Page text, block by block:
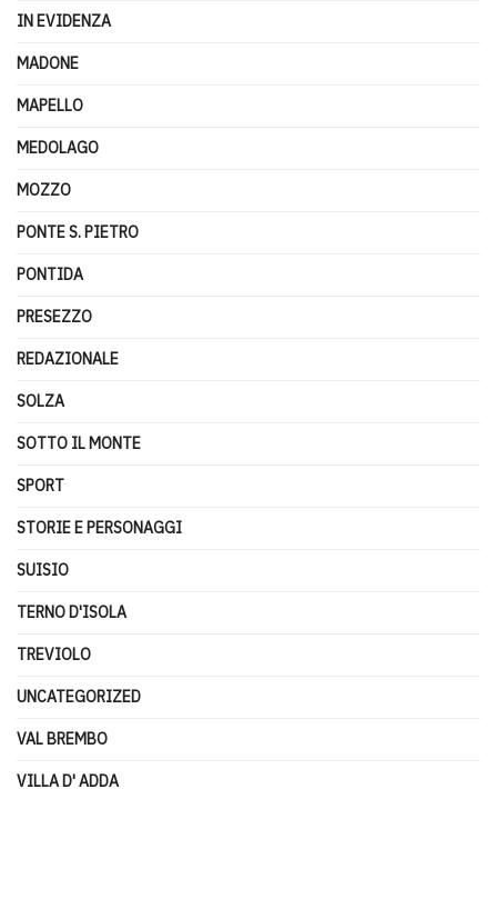
IN EVIDENZA
MADONE
MAPELLO
MEDOLAGO
MOZZO
PONTE S. PIETRO
PONTIDA
PRESEZZO
REDAZIONALE
SOLZA
SOTTO IL MONTE
SPORT
STORIE E PERSONAGGI
SUISIO
TERNO D'ISOLA
TREVIOLO
UNCATEGORIZED
VAL BREMBO
VILLA D' ADDA